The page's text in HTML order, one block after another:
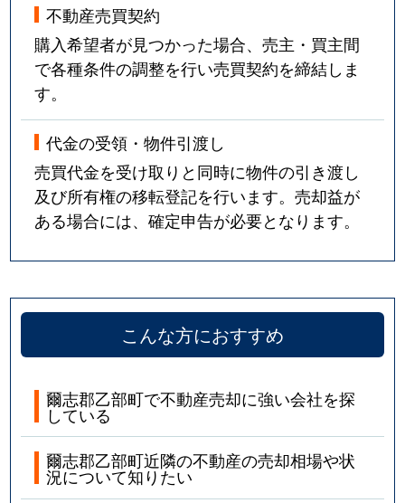
不動産売買契約
購入希望者が見つかった場合、売主・買主間
で各種条件の調整を行い売買契約を締結しま
す。
代金の受領・物件引渡し
売買代金を受け取りと同時に物件の引き渡し
及び所有権の移転登記を行います。売却益が
ある場合には、確定申告が必要となります。
こんな方におすすめ
爾志郡乙部町で不動産売却に強い会社を探
している
爾志郡乙部町近隣の不動産の売却相場や状
況について知りたい